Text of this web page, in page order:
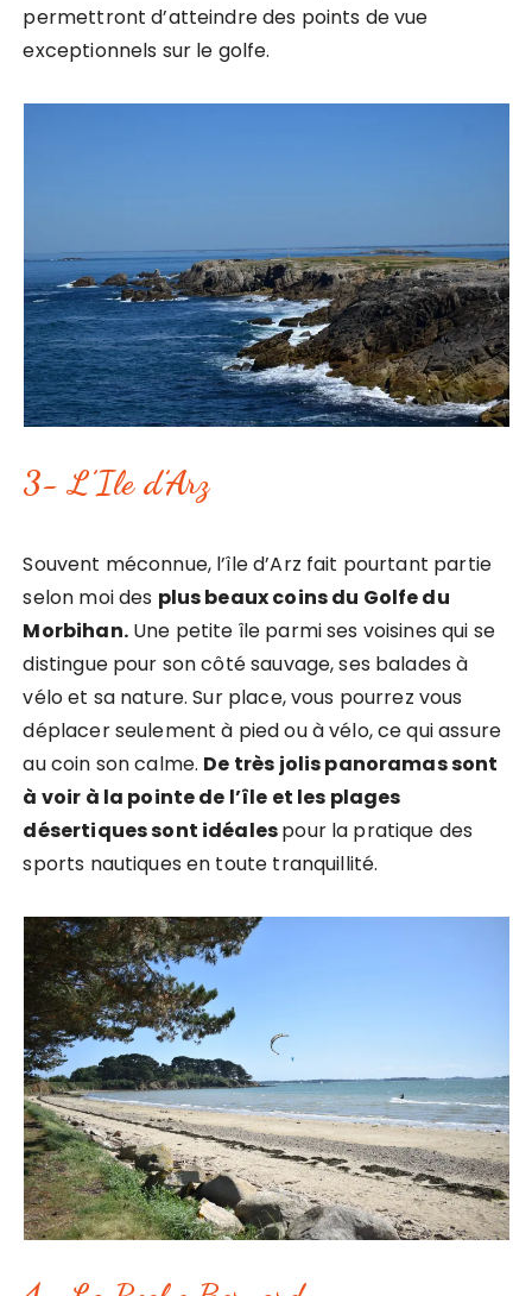
permettront d’atteindre des points de vue
exceptionnels sur le golfe.
3- L’Ile d’Arz
Souvent méconnue, l’île d’Arz fait pourtant partie
selon moi des plus beaux coins du Golfe du
Morbihan.Une petite île parmi ses voisines qui se
distingue pour son côté sauvage, ses balades à
vélo et sa nature. Sur place, vous pourrez vous
déplacer seulement à pied ou à vélo, ce qui assure
au coin son calme. De très jolis panoramas sont
à voir à la pointe de l’île et les plages
désertiques sont idéalespour la pratique des
sports nautiques en toute tranquillité.